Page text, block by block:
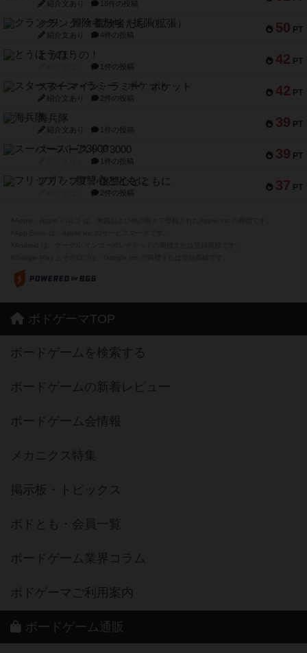
紹介文あり 18件の投稿
50 PT
クランク! ：冒険者たち（拡張）
紹介文あり 4件の投稿
42 PT
とうほうの！
1件の投稿
42 PT
スターマイン・ラミー ポケット
紹介文あり 2件の投稿
39 PT
海兵隊
紹介文あり 1件の投稿
39 PT
スーパーストア3000
1件の投稿
37 PT
フリップ７：復讐心とともに
2件の投稿
ボドゲーマTOP
ボードゲームを検索する
ボードゲームの新着レビュー
ボードゲーム会情報
メカニクス特集
掲示板・トピックス
ボドとも・会員一覧
ボードゲーム業界コラム
ボドゲーマご利用案内
ボードゲーム通販